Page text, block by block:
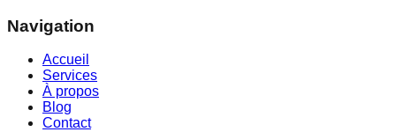
Navigation
Accueil
Services
À propos
Blog
Contact